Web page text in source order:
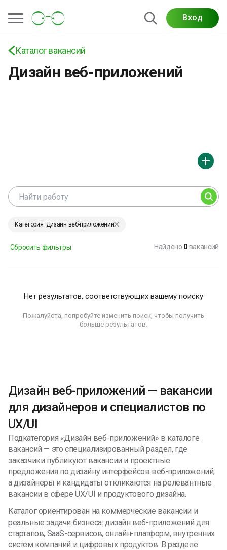
Вход
Каталог вакансий
Дизайн веб-приложений
Вакансии для дизайнеров по дизайну веб-
приложений: UX/UI, SaaS-интерфейсы, личные
кабинеты и продуктовый дизайн
Категория: Дизайн веб-приложений
Сбросить фильтры Найдено 0вакансий
Нет результатов, соответствующих вашему поиску
Пожалуйста, попробуйте изменить поиск, чтобы получить
больше результатов.
Дизайн веб-приложений — вакансии
для дизайнеров и специалистов по
UX/UI
Подкатегория «Дизайн веб-приложений» в каталоге
вакансий — это специализированный раздел, где
заказчики публикуют вакансии и проектные
предложения по дизайну интерфейсов веб-приложений,
а дизайнеры и кандидаты откликаются на релевантные
вакансии в сфере UX/UI и продуктового дизайна.
Каталог ориентирован на коммерческие вакансии и
реальные задачи бизнеса: дизайн веб-приложений для
стартапов, SaaS-сервисов, онлайн-платформ, внутренних
систем компаний и цифровых продуктов. В разделе